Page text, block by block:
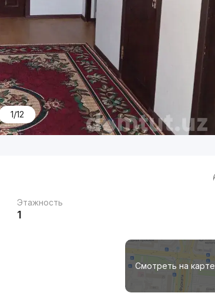
1/12
Этажность
1
Смотреть на карте